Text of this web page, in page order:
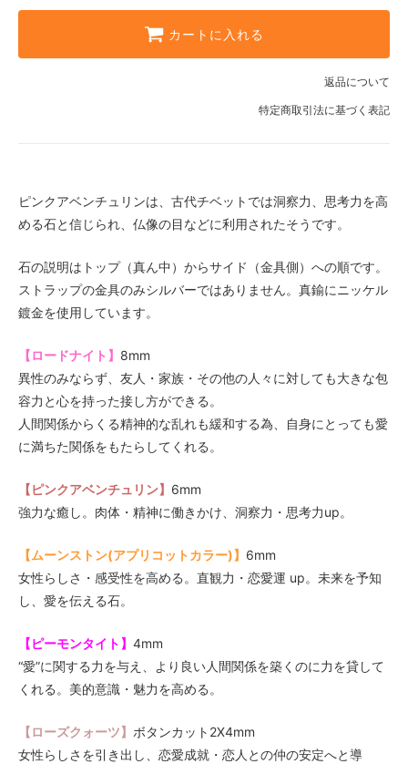
カートに入れる
返品について
特定商取引法に基づく表記
ピンクアベンチュリンは、古代チベットでは洞察力、思考力を高
める石と信じられ、仏像の目などに利用されたそうです。
石の説明はトップ（真ん中）からサイド（金具側）への順です。
ストラップの金具のみシルバーではありません。真鍮にニッケル
鍍金を使用しています。
【ロードナイト】 8mm
異性のみならず、友人・家族・その他の人々に対しても大きな包
容力と心を持った接し方ができる。
人間関係からくる精神的な乱れも緩和する為、自身にとっても愛
に満ちた関係をもたらしてくれる。
【ピンクアベンチュリン】 6mm
強力な癒し。肉体・精神に働きかけ、洞察力・思考力up。
【ムーンストン(アプリコットカラー)】 6mm
女性らしさ・感受性を高める。直観力・恋愛運 up。未来を予知
し、愛を伝える石。
【ピーモンタイト】 4mm
“愛”に関する力を与え、より良い人間関係を築くのに力を貸して
くれる。美的意識・魅力を高める。
【ローズクォーツ】 ボタンカット2X4mm
女性らしさを引き出し、恋愛成就・恋人との仲の安定へと導